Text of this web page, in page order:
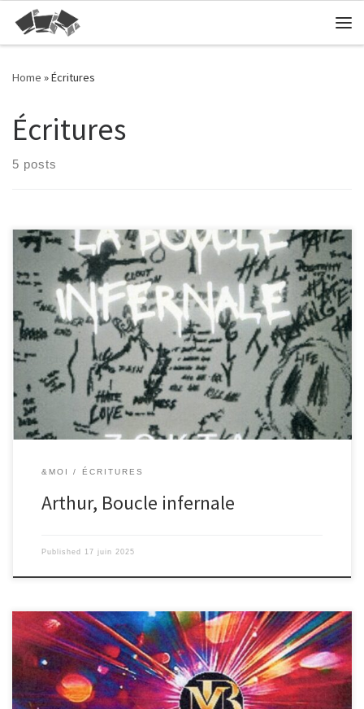
Skip to content
Home »Écritures
Écritures
5 posts
&MOI ÉCRITURES
Arthur, Boucle infernale
Published 17 juin 2025